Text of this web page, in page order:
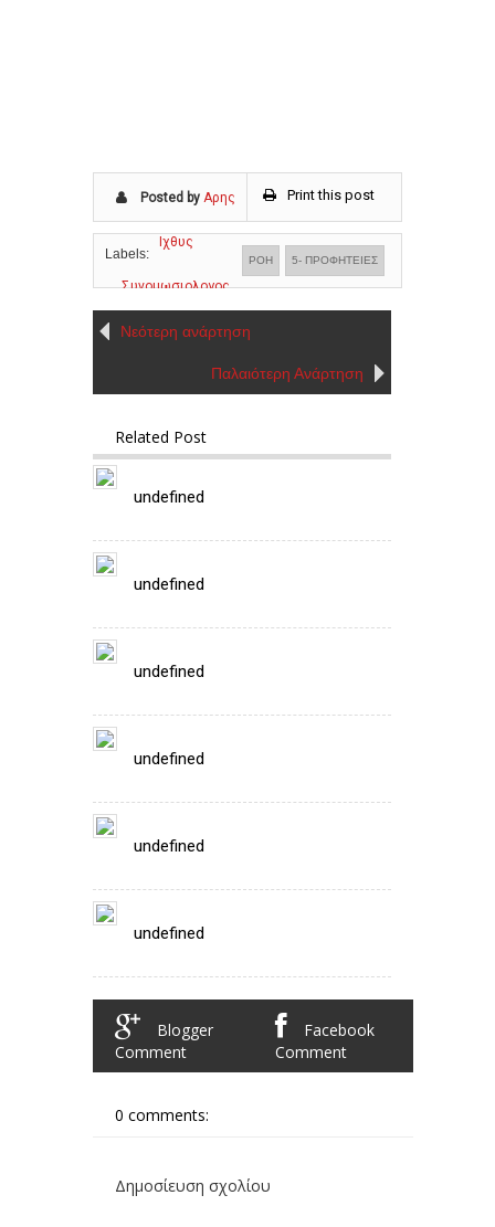
Posted by Αρης
Ιχθυς
Συνομωσιολογος
Print this post
Labels: 5- ΠΡΟΦΗΤΕΙΕΣ
ΡΟΗ
Νεότερη ανάρτηση
Παλαιότερη Ανάρτηση
Related Post
undefined
undefined
undefined
undefined
undefined
undefined
Blogger
Comment
Facebook
Comment
0 comments:
Δημοσίευση σχολίου